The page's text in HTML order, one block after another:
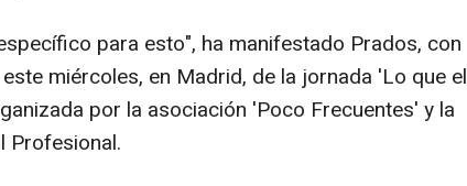
para esto", ha manifestado Prados, con
miércoles, en Madrid, de la jornada 'Lo que el
por la asociación 'Poco Frecuentes' y la
Profesional.